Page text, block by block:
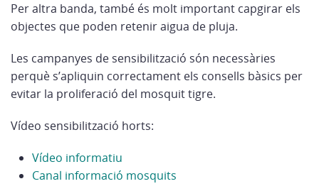
Per altra banda, també és molt important capgirar els
objectes que poden retenir aigua de pluja.
Les campanyes de sensibilització són necessàries
perquè s’apliquin correctament els consells bàsics per
evitar la proliferació del mosquit tigre.
Vídeo sensibilització horts:
Vídeo informatiu
Canal informació mosquits